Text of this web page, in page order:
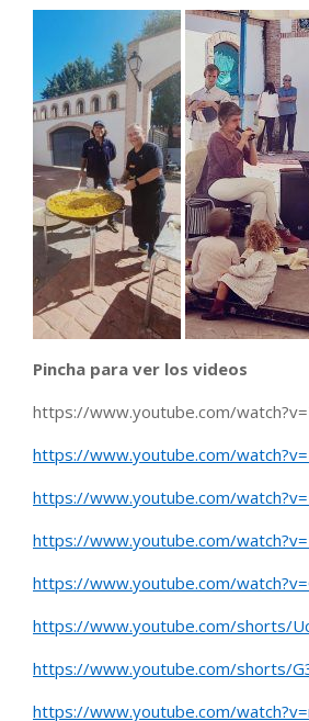
Pincha para ver los videos
https://www.youtube.com/
https://www.youtube.com/
https://www.youtube.com/
https://www.youtube.com/
https://www.youtube.com/
https://www.youtube.com/shorts/
https://www.youtube.com/shorts/
https://www.youtube.com/